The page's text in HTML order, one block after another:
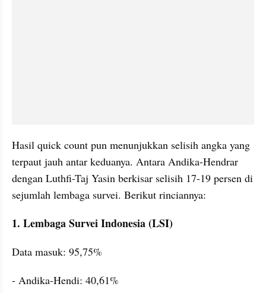
Hasil quick count pun menunjukkan selisih angka yang
terpaut jauh antar keduanya. Antara Andika-Hendrar
dengan Luthfi-Taj Yasin berkisar selisih 17-19 persen di
sejumlah lembaga survei. Berikut rinciannya:
1. Lembaga Survei Indonesia (LSI)
Data masuk: 95,75%
- Andika-Hendi: 40,61%